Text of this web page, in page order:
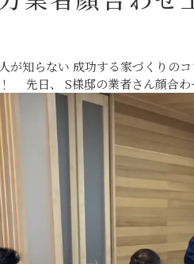
が知らない 成功する家づくり
先日、 S様邸の業者さん顔合わ